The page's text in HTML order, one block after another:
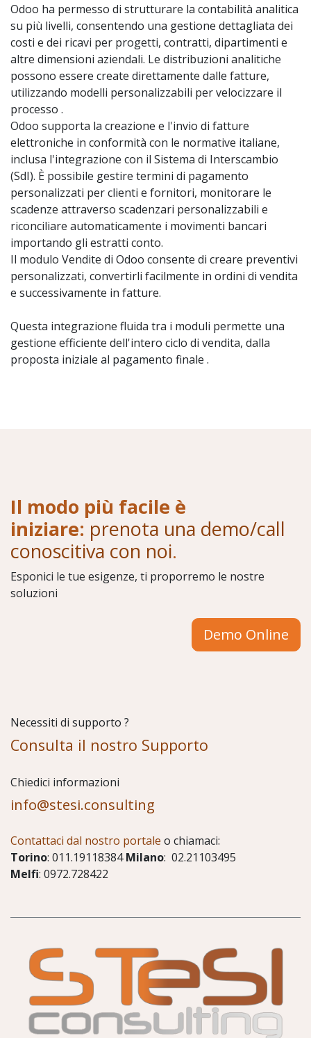
Odoo ha permesso di strutturare la contabilità analitica
su più livelli, consentendo una gestione dettagliata dei
costi e dei ricavi per progetti, contratti, dipartimenti e
altre dimensioni aziendali. Le distribuzioni analitiche
possono essere create direttamente dalle fatture,
utilizzando modelli personalizzabili per velocizzare il
processo .
Odoo supporta la creazione e l'invio di fatture
elettroniche in conformità con le normative italiane,
inclusa l'integrazione con il Sistema di Interscambio
(SdI). È possibile gestire termini di pagamento
personalizzati per clienti e fornitori, monitorare le
scadenze attraverso scadenzari personalizzabili e
riconciliare automaticamente i movimenti bancari
importando gli estratti conto.
Il modulo Vendite di Odoo consente di creare preventivi
personalizzati, convertirli facilmente in ordini di vendita
e successivamente in fatture.
Questa integrazione fluida tra i moduli permette una
gestione efficiente dell'intero ciclo di vendita, dalla
proposta iniziale al pagamento finale .
Il modo più facile è
iniziare: prenota una demo/call
conoscitiva con noi.
Esponici le tue esigenze, ti proporremo le nostre
soluzioni
Demo Online
Necessiti di supporto ?
Consulta il nostro Supporto
Chiedici informazioni
info@stesi.consulting
Contattaci dal nostro portale o chiamaci:
Torino: 011.19118384Milano: 02.21103495
Melfi: 0972.728422